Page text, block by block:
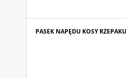
PASEK NAPĘDU KOSY